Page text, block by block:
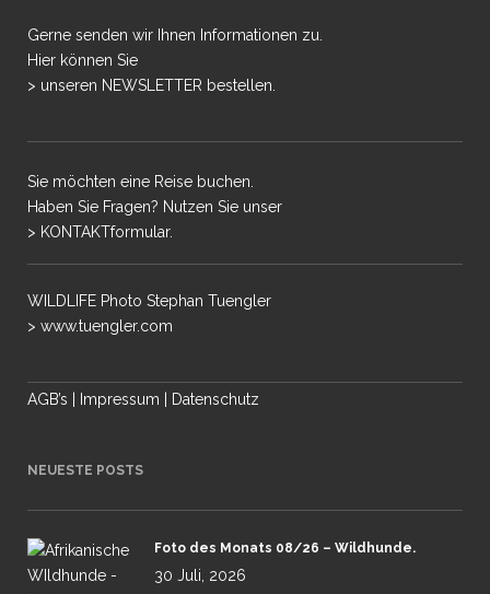
Gerne senden wir Ihnen Informationen zu.
Hier können Sie
> unseren NEWSLETTER bestellen.
Sie möchten eine Reise buchen.
Haben Sie Fragen? Nutzen Sie unser
> KONTAKTformular.
WILDLIFE Photo Stephan Tuengler
> www.tuengler.com
AGB’s Impressum Datenschutz
NEUESTE POSTS
Foto des Monats 08/26 – Wildhunde.
30 Juli, 2026